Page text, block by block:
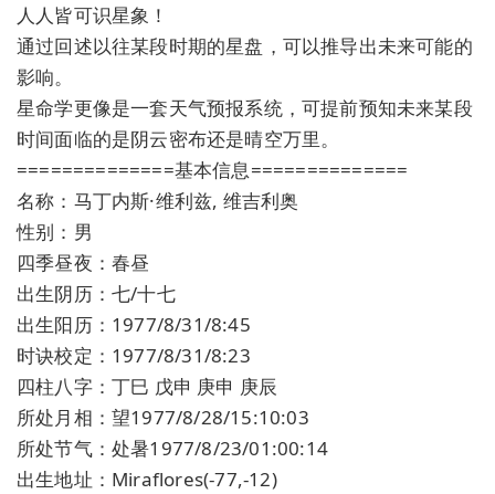
人人皆可识星象！
通过回述以往某段时期的星盘，可以推导出未来可能的
影响。
星命学更像是一套天气预报系统，可提前预知未来某段
时间面临的是阴云密布还是晴空万里。
==============基本信息==============
名称：马丁内斯·维利兹, 维吉利奥
性别：男
四季昼夜：春昼
出生阴历：七/十七
出生阳历：1977/8/31/8:45
时诀校定：1977/8/31/8:23
四柱八字：丁巳 戊申 庚申 庚辰
所处月相：望1977/8/28/15:10:03
所处节气：处暑1977/8/23/01:00:14
出生地址：Miraflores(-77,-12)